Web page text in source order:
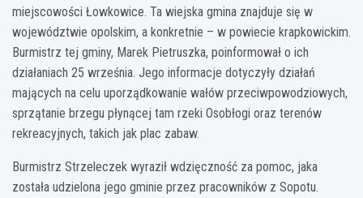
miejscowości Łowkowice. Ta wiejska gmina znajduje się w
województwie opolskim, a konkretnie – w powiecie krapkowickim.
Burmistrz tej gminy, Marek Pietruszka, poinformował o ich
działaniach 25 września. Jego informacje dotyczyły działań
mających na celu uporządkowanie wałów przeciwpowodziowych,
sprzątanie brzegu płynącej tam rzeki Osobłogi oraz terenów
rekreacyjnych, takich jak plac zabaw.
Burmistrz Strzeleczek wyraził wdzięczność za pomoc, jaka
została udzielona jego gminie przez pracowników z Sopotu.